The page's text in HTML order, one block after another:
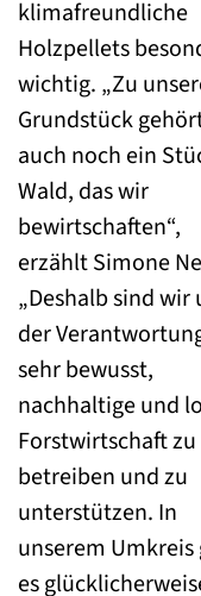
klimafreundliche
Holzpellets
wichtig. „Zu
Grundstück
auch noch ein
Wald, das wir
bewirtschaften“,
erzählt Simone
„Deshalb sind wir
der
sehr bewusst,
nachhaltige und
Forstwirtschaft zu
betreiben und zu
unterstützen. In
unserem
es